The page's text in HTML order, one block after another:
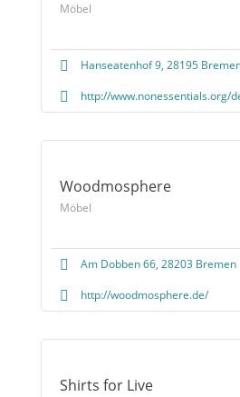
Möbel
Hanseatenhof 9, 28195
http://www.nonessentials.org/
Woodmosphere
Möbel
Am Dobben 66, 28203 Bremen
http://woodmosphere.de/
Shirts for Live